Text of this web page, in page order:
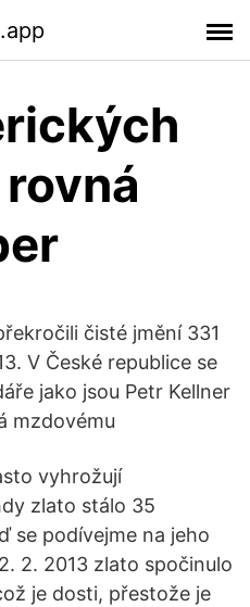
čisté jmění 331
V České republice se
jako jsou Petr Kellner
mzdovému
vyhrožují
zlato stálo 35
se podívejme na jeho
2. 2013 zlato spočinulo
je dosti, přestože je